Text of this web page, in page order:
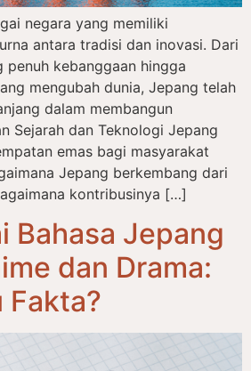
negara yang memiliki
antara tradisi dan inovasi. Dari
penuh kebanggaan hingga
mengubah dunia, Jepang telah
dalam membangun
Sejarah dan Teknologi Jepang
emas bagi masyarakat
Jepang berkembang dari
kontribusinya […]
Bahasa Jepang
dan Drama:
Fakta?